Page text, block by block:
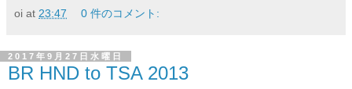
oi at 23:47 0 件のコメント:
2017年9月27日水曜日
BR HND to TSA 2013